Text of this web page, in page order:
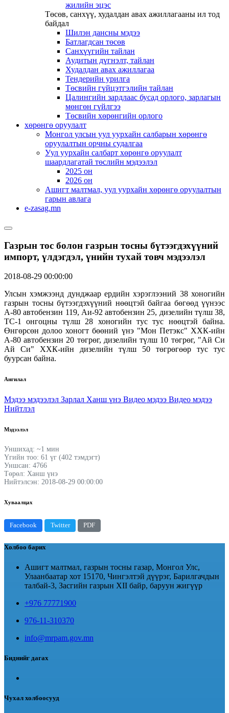
жилийн эцэс
Төсөв, санхүү, худалдан авах ажиллагааны ил тод
байдал
Шилэн дансны мэдээ
Батлагдсан төсөв
Санхүүгийн тайлан
Аудитын дүгнэлт, тайлан
Худалдан авах ажиллагаа
Тендерийн урилга
Төсвийн гүйцэтгэлийн тайлан
Цалингийн зардлаас бусад орлого, зарлагын
мөнгөн гүйлгээ
Төсвийн хөрөнгийн орлого
хөрөнгө оруулалт
Монгол улсын уул уурхайн салбарын хөрөнгө
оруулалтын орчны судалгаа
Уул уурхайн салбарт хөрөнгө оруулалт
шаардлагатай төслийн мэдээлэл
2025 он
2026 он
Ашигт малтмал, уул уурхайн хөрөнгө оруулалтын
гарын авлага
e-zasag.mn
Газрын тос болон газрын тосны бүтээгдэхүүний
импорт, үлдэгдэл, үнийн тухай товч мэдээлэл
2018-08-29 00:00:00
Улсын хэмжээнд дунджаар ердийн хэрэглээний 38 хоногийн
газрын тосны бүтээгдэхүүний нөөцтэй байгаа бөгөөд үүнээс
А-80 автобензин 119, Аи-92 автобензин 25, дизелийн түлш 38,
ТС-1 онгоцны түлш 28 хоногийн тус тус нөөцтэй байна.
Өнгөрсөн долоо хоногт бөөний үнэ "Мон Петэкс" ХХК-ийн
А-80 автобензин 20 төгрөг, дизелийн түлш 10 төгрөг, "Ай Си
Ай Си" ХХК-ийн дизелийн түлш 50 төгрөгөөр тус тус
буурсан байна.
Ангилал
Мэдээ мэдээлэл Зарлал Ханш үнэ Видео мэдээ Видео мэдээ
Нийтлэл
Мэдээлэл
Уншихад: ~1 мин
Үгийн тоо: 61 үг (402 тэмдэгт)
Уншсан: 4766
Төрөл: Ханш үнэ
Нийтэлсэн: 2018-08-29 00:00:00
Хуваалцах
Facebook Twitter PDF
Холбоо барих
Ашигт малтмал, газрын тосны газар, Монгол Улс,
Улаанбаатар хот 15170, Чингэлтэй дүүрэг, Барилгачдын
талбай-3, Засгийн газрын XII байр, баруун жигүүр
+976 77771900
976-11-310370
info@mrpam.gov.mn
Биднийг дагах
Чухал холбоосууд